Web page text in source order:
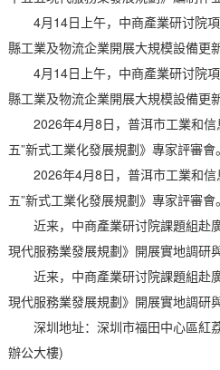
4月14日上午，中商產業研讨院項
縣工業及物流企業開展大規模設備更
4月14日上午，中商產業研讨院項
縣工業及物流企業開展大規模設備更
2026年4月8日，普洱市工業和信
五”新式工業化發展規劃》專家評審
2026年4月8日，普洱市工業和信
五”新式工業化發展規劃》專家評審
近来，中商產業研讨院課題組赴
現代服務業發展規劃》開展實地調研
近来，中商產業研讨院課題組赴
現代服務業發展規劃》開展實地調研
深圳地址：深圳市福田中心區紅
辦公大樓)